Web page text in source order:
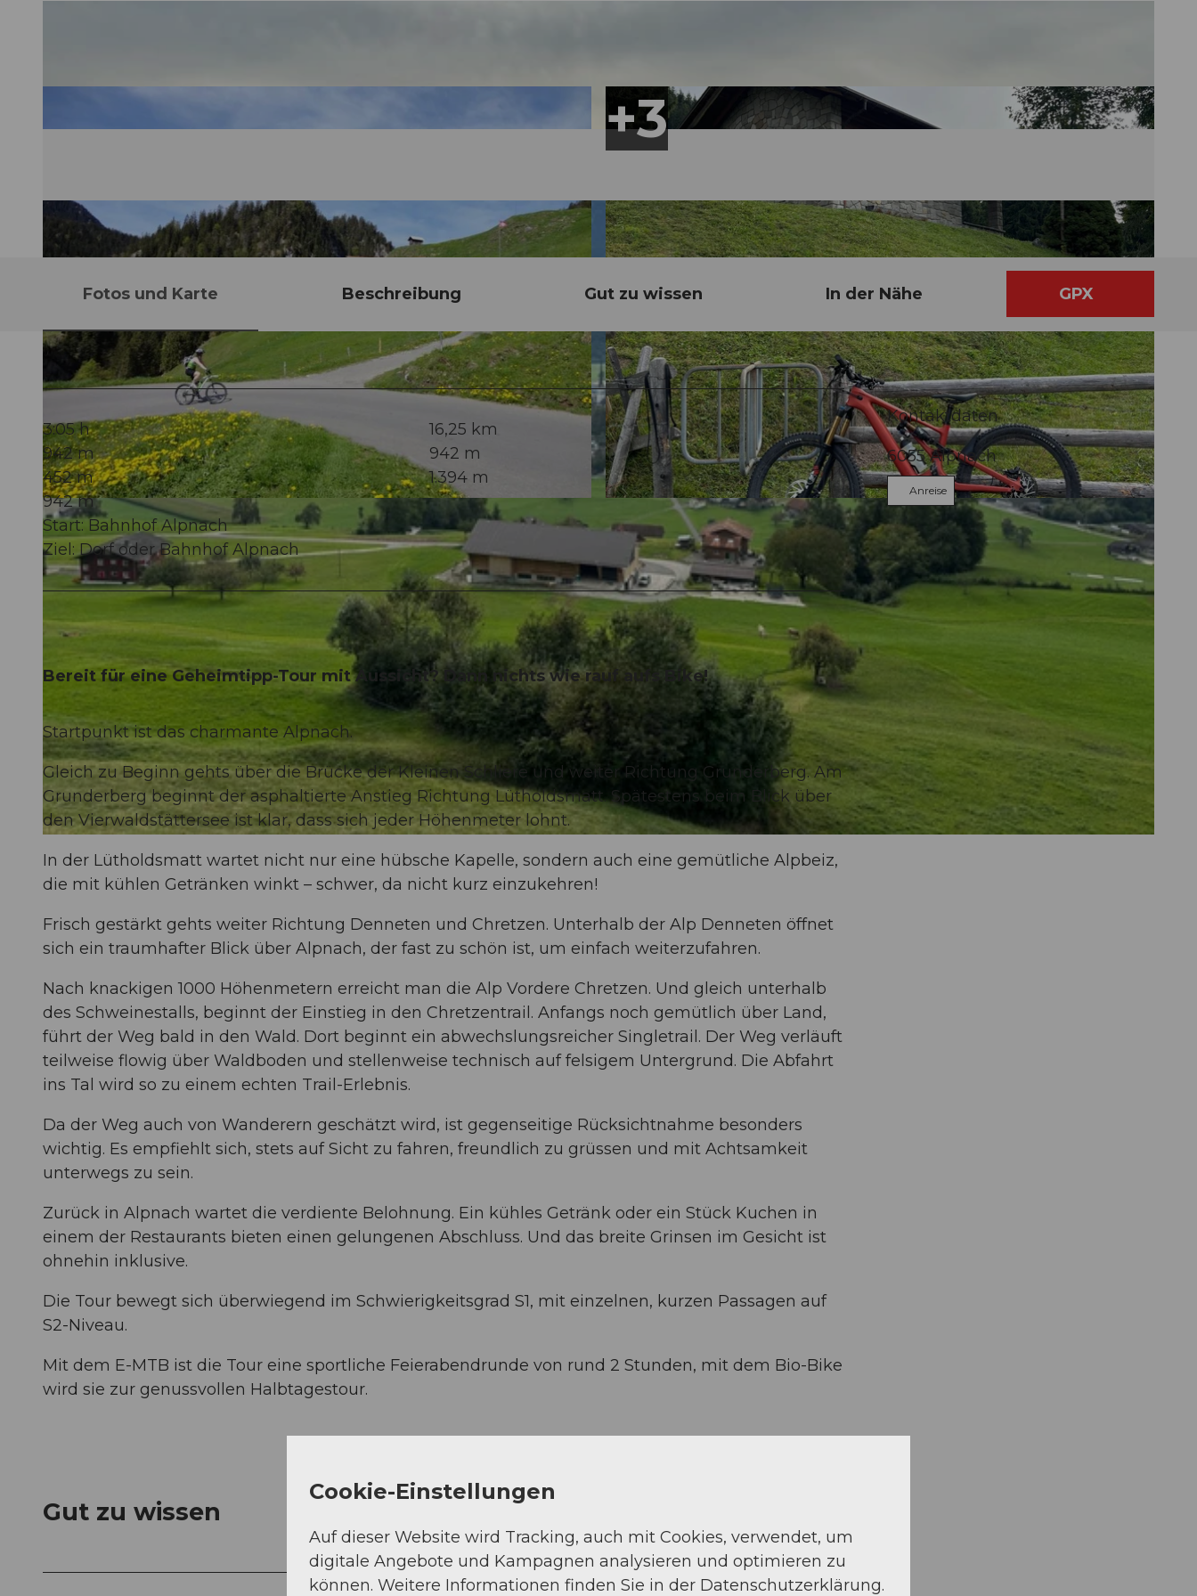
© Obwalden Tourismus, Obwalden Tourismus © Obwalden Tourismus, Obwalden Tourismus
Fotos und Karte Beschreibung Gut zu wissen In der Nähe GPX
3:05 h
16,25 km
942 m
942 m
452 m
1.394 m
942 m
Start: Bahnhof Alpnach
Ziel: Dorf oder Bahnhof Alpnach
Bereit für eine Geheimtipp-Tour mit Aussicht? Dann nichts wie rauf aufs Bike!
Startpunkt ist das charmante Alpnach.
Gleich zu Beginn gehts über die Brücke der Kleinen Schliere und weiter Richtung Grunderberg. Am
Grunderberg beginnt der asphaltierte Anstieg Richtung Lütholdsmatt. Spätestens beim Blick über
den Vierwaldstättersee ist klar, dass sich jeder Höhenmeter lohnt.
In der Lütholdsmatt wartet nicht nur eine hübsche Kapelle, sondern auch eine gemütliche Alpbeiz,
die mit kühlen Getränken winkt – schwer, da nicht kurz einzukehren!
Frisch gestärkt gehts weiter Richtung Denneten und Chretzen. Unterhalb der Alp Denneten öffnet
sich ein traumhafter Blick über Alpnach, der fast zu schön ist, um einfach weiterzufahren.
Nach knackigen 1000 Höhenmetern erreicht man die Alp Vordere Chretzen. Und gleich unterhalb
des Schweinestalls, beginnt der Einstieg in den Chretzentrail. Anfangs noch gemütlich über Land,
führt der Weg bald in den Wald. Dort beginnt ein abwechslungsreicher Singletrail. Der Weg verläuft
teilweise flowig über Waldboden und stellenweise technisch auf felsigem Untergrund. Die Abfahrt
ins Tal wird so zu einem echten Trail-Erlebnis.
Da der Weg auch von Wanderern geschätzt wird, ist gegenseitige Rücksichtnahme besonders
wichtig. Es empfiehlt sich, stets auf Sicht zu fahren, freundlich zu grüssen und mit Achtsamkeit
unterwegs zu sein.
Zurück in Alpnach wartet die verdiente Belohnung. Ein kühles Getränk oder ein Stück Kuchen in
einem der Restaurants bieten einen gelungenen Abschluss. Und das breite Grinsen im Gesicht ist
ohnehin inklusive.
Die Tour bewegt sich überwiegend im Schwierigkeitsgrad S1, mit einzelnen, kurzen Passagen auf
S2-Niveau.
Mit dem E-MTB ist die Tour eine sportliche Feierabendrunde von rund 2 Stunden, mit dem Bio-Bike
wird sie zur genussvollen Halbtagestour.
Gut zu wissen
Kontaktdaten
6055Alpnach
Anreise
Cookie-Einstellungen
Auf dieser Website wird Tracking, auch mit Cookies, verwendet, um
digitale Angebote und Kampagnen analysieren und optimieren zu
können. Weitere Informationen finden Sie in der Datenschutzerklärung.